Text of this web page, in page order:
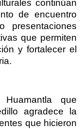
continúan
de encuentro
presentaciones
que permiten
y fortalecer el
que
agradece la
que hicieron